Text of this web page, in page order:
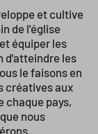
et cultive
de l'église
équiper les
d'atteindre les
le faisons en
créatives aux
chaque pays,
nous